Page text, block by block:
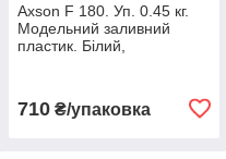
Axson F 180. Уп. 0.45 кг.
Модельний заливний
пластик. Білий,
710 ₴/упаковка